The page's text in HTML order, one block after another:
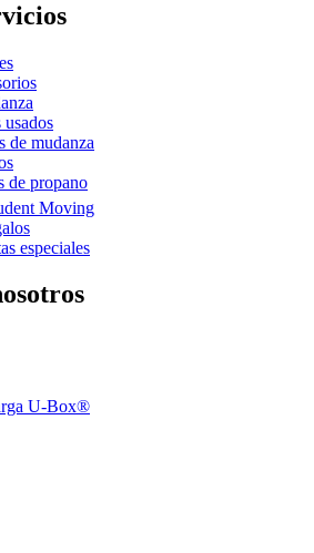
usados
de mudanza
de propano
Moving
especiales
U-Box®